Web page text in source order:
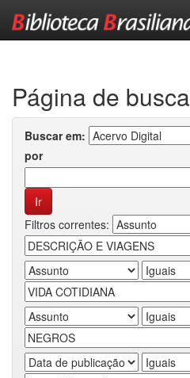
Página de busca
Buscar em:
por
Filtros correntes: